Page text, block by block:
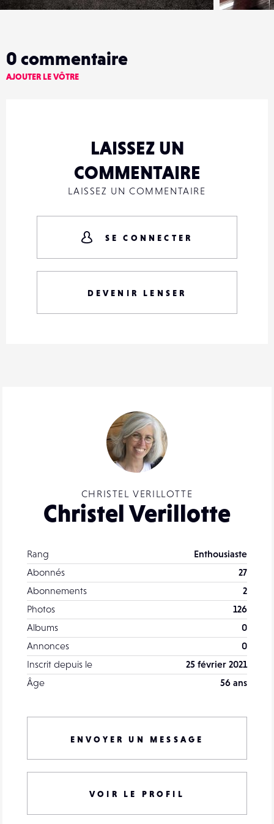
CHRISTEL VERILLOTTE
Christel Verillotte
Rang
Enthousiaste
Abonnés
27
Abonnements
2
Photos
126
Albums
0
Annonces
0
Inscrit depuis le
25 février 2021
Âge
56 ans
ENVOYER UN MESSAGE
VOIR LE PROFIL
0 commentaire
AJOUTER LE VÔTRE
LAISSEZ UN
COMMENTAIRE
LAISSEZ UN COMMENTAIRE
SE CONNECTER
DEVENIR LENSER